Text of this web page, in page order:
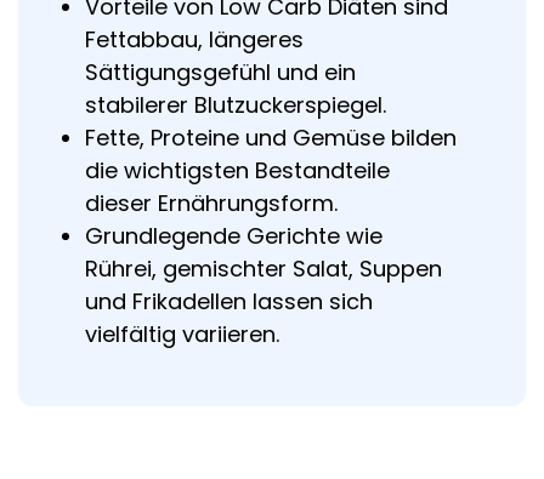
Vorteile von Low Carb Diäten sind
Fettabbau, längeres
Sättigungsgefühl und ein
stabilerer Blutzuckerspiegel.
Fette, Proteine und Gemüse bilden
die wichtigsten Bestandteile
dieser Ernährungsform.
Grundlegende Gerichte wie
Rührei, gemischter Salat, Suppen
und Frikadellen lassen sich
vielfältig variieren.